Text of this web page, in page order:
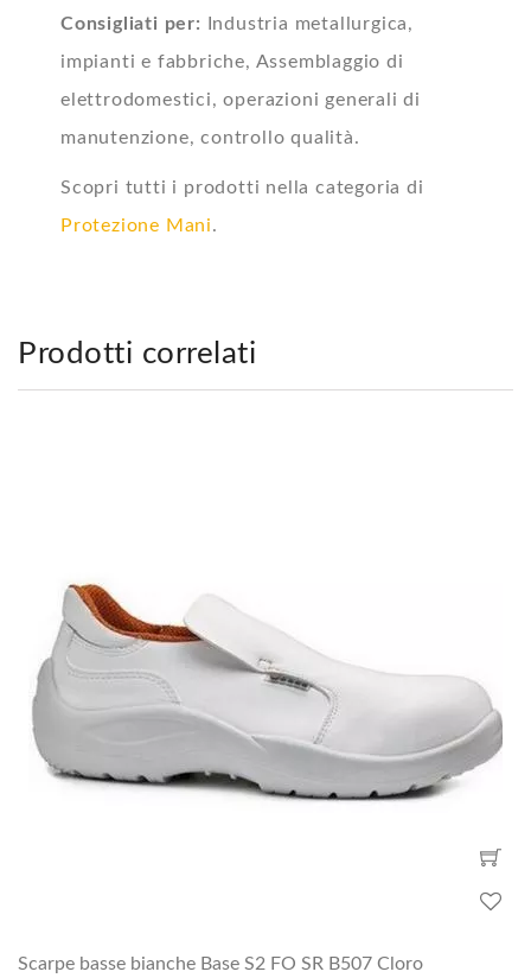
Consigliati per:
Industria metallurgica,
impianti e fabbriche, Assemblaggio di
elettrodomestici, operazioni generali di
manutenzione, controllo qualità.
Scopri tutti i prodotti nella categoria di
Protezione Mani.
Prodotti correlati
Scarpe basse bianche Base S2 FO SR B507 Cloro